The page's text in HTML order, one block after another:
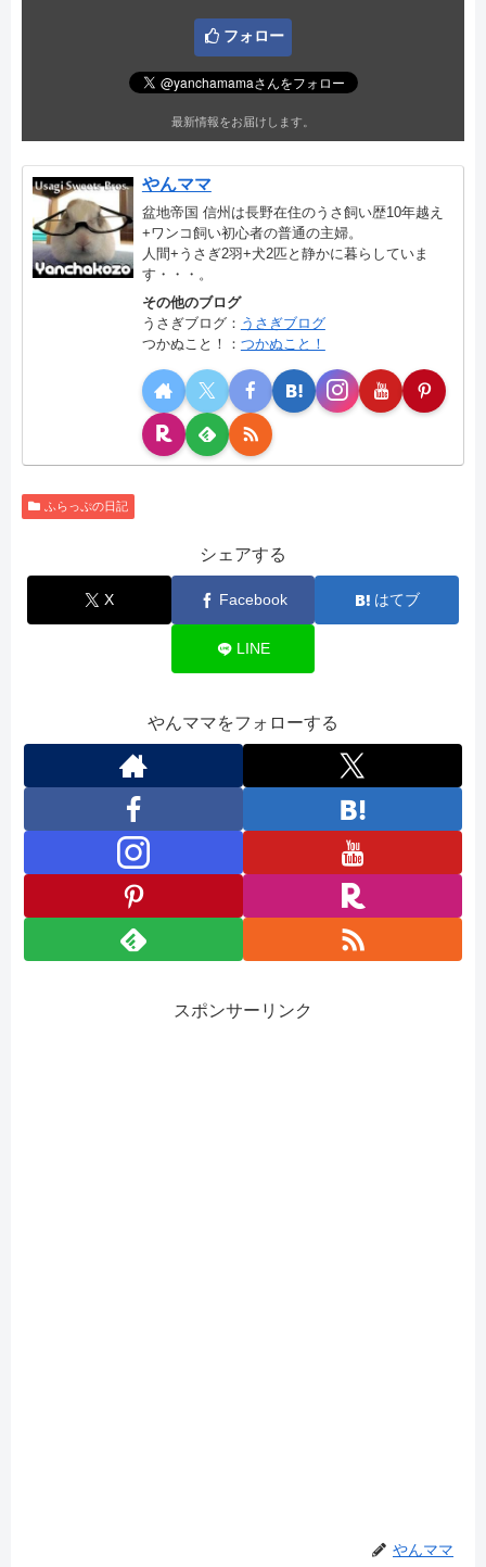
フォロー
最新情報をお届けします。
やんママ
盆地帝国 信州は長野在住のうさ飼い歴10年越え
+ワンコ飼い初心者の普通の主婦。
人間+うさぎ2羽+犬2匹と静かに暮らしていま
す・・・。
その他のブログ
うさぎブログ： うさぎブログ
つかぬこと！： つかぬこと！
ふらっぷの日記
シェアする
X Facebook はてブ
LINE
やんママをフォローする
スポンサーリンク
やんママ